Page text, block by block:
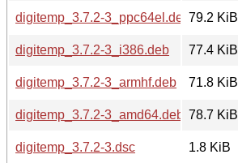
digitemp_3.7.2-3_ppc64el.deb79.2 KiB
digitemp_3.7.2-3_i386.deb
77.4 KiB
digitemp_3.7.2-3_armhf.deb
71.8 KiB
digitemp_3.7.2-3_amd64.deb 78.7 KiB
digitemp_3.7.2-3.dsc
1.8 KiB